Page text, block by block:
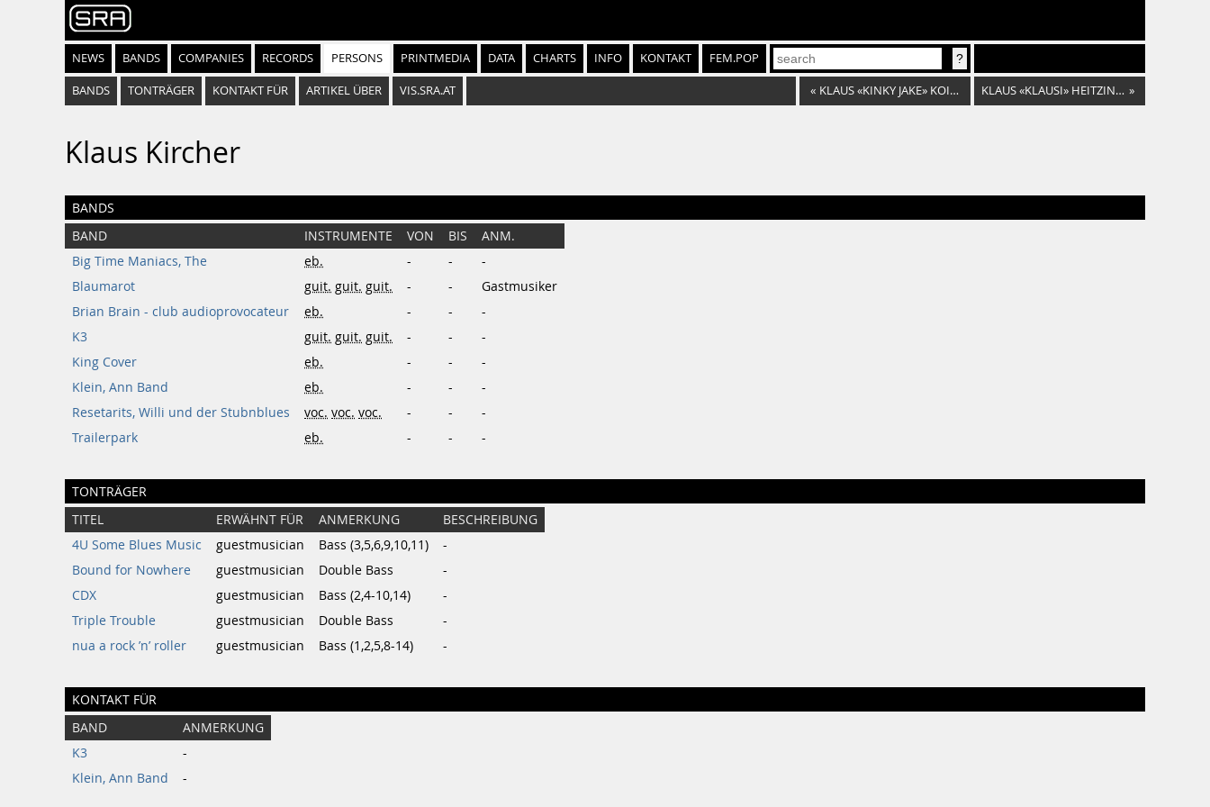
NEWS BANDS COMPANIES RECORDS PERSONS PRINTMEDIA DATA CHARTS INFO KONTAKT FEM.POP
BANDS TONTRÄGER KONTAKT FÜR ARTIKEL ÜBER VIS.SRA.AT « KLAUS «KINKY JAKE» KOINER KLAUS «KLAUSI» HEITZINGER »
Klaus Kircher
BANDS
BAND INSTRUMENTE VON BIS
ANM.
Big Time Maniacs, The
eb. - -
-
Blaumarot
guit. guit. guit. - -
Gastmusiker
Brian Brain - club audioprovocateur
eb. - -
-
K3
guit. guit. guit. - -
-
King Cover
eb. - -
-
Klein, Ann Band
eb. - -
-
Resetarits, Willi und der Stubnblues
voc. voc. voc. - -
-
Trailerpark
eb. - - -
TONTRÄGER
TITEL ERWÄHNT FÜR ANMERKUNG
BESCHREIBUNG
4U Some Blues Music
guestmusician Bass (3,5,6,9,10,11)
-
Bound for Nowhere
guestmusician Double Bass
-
CDX
guestmusician Bass (2,4-10,14)
-
Triple Trouble
guestmusician Double Bass
-
nua a rock ’n’ roller
guestmusician Bass (1,2,5,8-14) -
KONTAKT FÜR
BAND
ANMERKUNG
K3
-
Klein, Ann Band
-